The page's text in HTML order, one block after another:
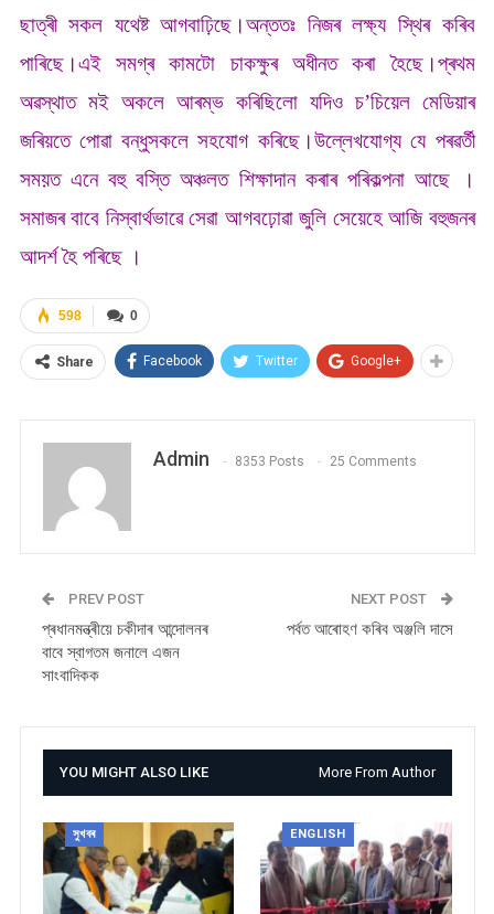
ছাত্ৰী সকল যথেষ্ট আগবাঢ়িছে।অন্ততঃ নিজৰ লক্ষ্য স্থিৰ কৰিব
পাৰিছে।এই সমগ্ৰ কামটো চাকক্ষুৰ অধীনত কৰা হৈছে।প্ৰথম
অৱস্থাত মই অকলে আৰম্ভ কৰিছিলো যদিও চ’চিয়েল মেডিয়াৰ
জৰিয়তে পোৱা বন্ধুসকলে সহযোগ কৰিছে।উল্লেখযোগ্য যে পৰৱৰ্তী
সময়ত এনে বহু বস্তি অঞ্চলত শিক্ষাদান কৰাৰ পৰিকল্পনা আছে ।
সমাজৰ বাবে নিস্বাৰ্থভাৱে সেৱা আগবঢ়োৱা জুলি সেয়েহে আজি বহুজনৰ
আদৰ্শ হৈ পৰিছে ।
0
598
Share Facebook Twitter Google+
Admin 8353 Posts 25 Comments
PREV POST
প্ৰধানমন্ত্ৰীয়ে চকীদাৰ আন্দোলনৰ
বাবে স্বাগতম জনালে এজন
সাংবাদিকক
NEXT POST
পৰ্বত আৰোহণ কৰিব অঞ্জলি দাসে
YOU MIGHT ALSO LIKE More From Author
সুখবৰ ENGLISH